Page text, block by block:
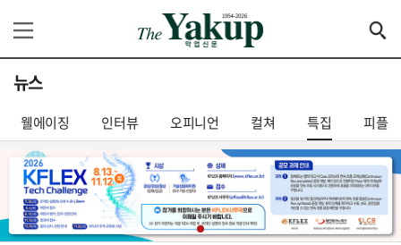
뉴스
웰에이징 인터뷰 오피니언 컬쳐 특집 피플